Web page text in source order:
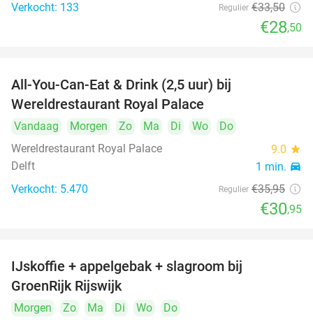
Verkocht: 133 Regulier €33,50
€28,50
All-You-Can-Eat & Drink (2,5 uur) bij
Wereldrestaurant Royal Palace
Vandaag Morgen Zo Ma Di Wo
Do
Wereldrestaurant Royal Palace
9.0 star
Delft 1 min. directions_car
Verkocht: 5.470 Regulier €35,95
€30,95
IJskoffie + appelgebak + slagroom bij
GroenRijk Rijswijk
Morgen Zo Ma Di Wo
Do